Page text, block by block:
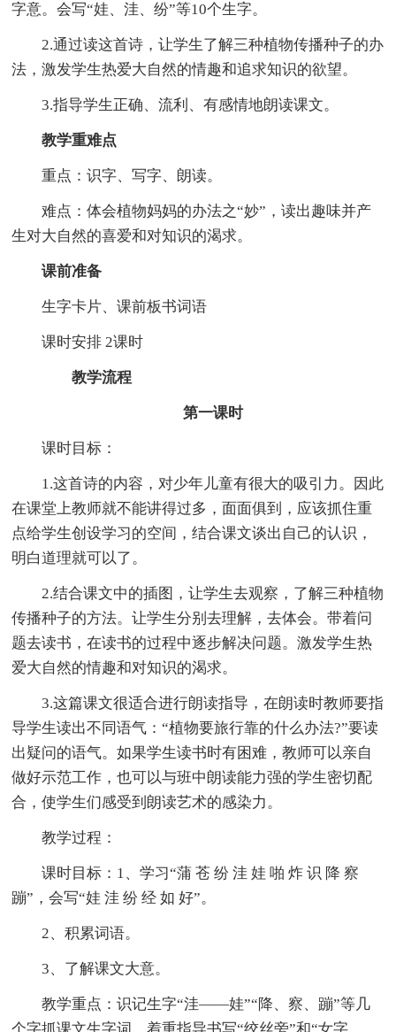
字意。会写“娃、洼、纷”等10个生字。
2.通过读这首诗，让学生了解三种植物传播种子的办
法，激发学生热爱大自然的情趣和追求知识的欲望。
3.指导学生正确、流利、有感情地朗读课文。
教学重难点
重点：识字、写字、朗读。
难点：体会植物妈妈的办法之“妙”，读出趣味并产
生对大自然的喜爱和对知识的渴求。
课前准备
生字卡片、课前板书词语
课时安排 2课时
教学流程
第一课时
课时目标：
1.这首诗的内容，对少年儿童有很大的吸引力。因此
在课堂上教师就不能讲得过多，面面俱到，应该抓住重
点给学生创设学习的空间，结合课文谈出自己的认识，
明白道理就可以了。
2.结合课文中的插图，让学生去观察，了解三种植物
传播种子的方法。让学生分别去理解，去体会。带着问
题去读书，在读书的过程中逐步解决问题。激发学生热
爱大自然的情趣和对知识的渴求。
3.这篇课文很适合进行朗读指导，在朗读时教师要指
导学生读出不同语气：“植物要旅行靠的什么办法?”要读
出疑问的语气。如果学生读书时有困难，教师可以亲自
做好示范工作，也可以与班中朗读能力强的学生密切配
合，使学生们感受到朗读艺术的感染力。
教学过程：
课时目标：1、学习“蒲 苍 纷 洼 娃 啪 炸 识 降 察
蹦”，会写“娃 洼 纷 经 如 好”。
2、积累词语。
3、了解课文大意。
教学重点：识记生字“洼——娃”“降、察、蹦”等几